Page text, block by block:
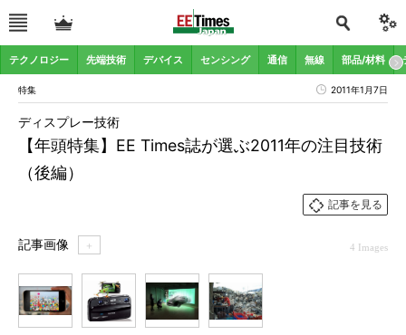
テクノロジー 先端技術 デバイス センシング 通信 無線 部品/材料
特集 2011年1月7日
【年頭特集】EE Times誌が選ぶ2011年の注目技術
（後編）
ディスプレー技術
記事を見る
記事画像 ＋ 4 Images